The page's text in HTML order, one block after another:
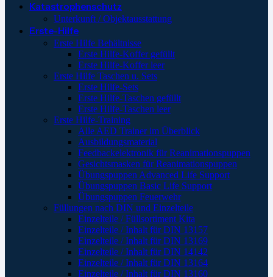
Katastrophenschutz
Unterkunft / Objektausstattung
Erste-Hilfe
Erste Hilfe Behältnisse
Erste Hilfe-Koffer gefüllt
Erste Hilfe-Koffer leer
Erste Hilfe Taschen u. Sets
Erste Hilfe-Sets
Erste Hilfe-Taschen gefüllt
Erste Hilfe-Taschen leer
Erste Hilfe-Training
Alle AED Trainer im Überblick
Ausbildungsmaterial
Feedbackelektronik für Reanimationspuppen
Gesichtsmasken für Reanimationspuppen
Übungspuppen Advanced Life Support
Übungspuppen Basic Life Support
Übungspuppen Feuerwehr
Füllungen nach DIN und Einzelteile
Einzelteile / Füllsortiment Kita
Einzelteile / Inhalt für DIN 13157
Einzelteile / Inhalt für DIN 13169
Einzelteile / Inhalt für DIN 14142
Einzelteile / Inhalt für DIN 13164
Einzelteile / Inhalt für DIN 13160